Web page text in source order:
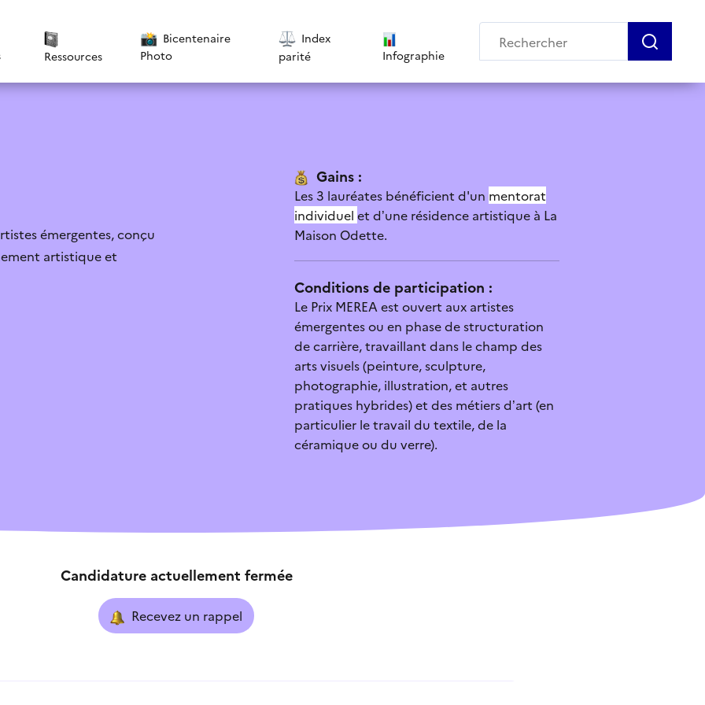
Ressources
Bicentenaire
Photo
Index
parité
Infographie
Le contenu est explicite
Je sais qui contacter
Je ne sais pas quoi faire après cette lecture
émergentes, conçu
artistique et
Gains :
Les 3 lauréates bénéficient d'un mentorat
individuel et d’une résidence artistique à La
Maison Odette.
Conditions de participation :
Le Prix MEREA est ouvert aux artistes
émergentes ou en phase de structuration
de carrière, travaillant dans le champ des
arts visuels (peinture, sculpture,
photographie, illustration, et autres
pratiques hybrides) et des métiers d’art (en
particulier le travail du textile, de la
céramique ou du verre).
Candidature actuellement fermée
Recevez un rappel